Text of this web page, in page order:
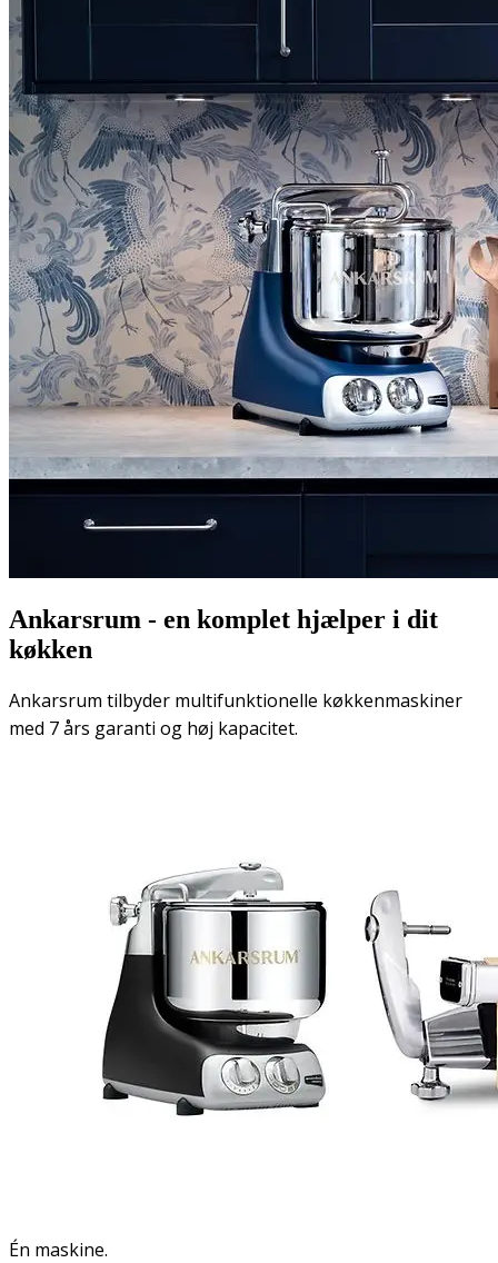
Ankarsrum - en komplet hjælper i dit
køkken
Ankarsrum tilbyder multifunktionelle køkkenmaskiner
med 7 års garanti og høj kapacitet.
Én maskine.